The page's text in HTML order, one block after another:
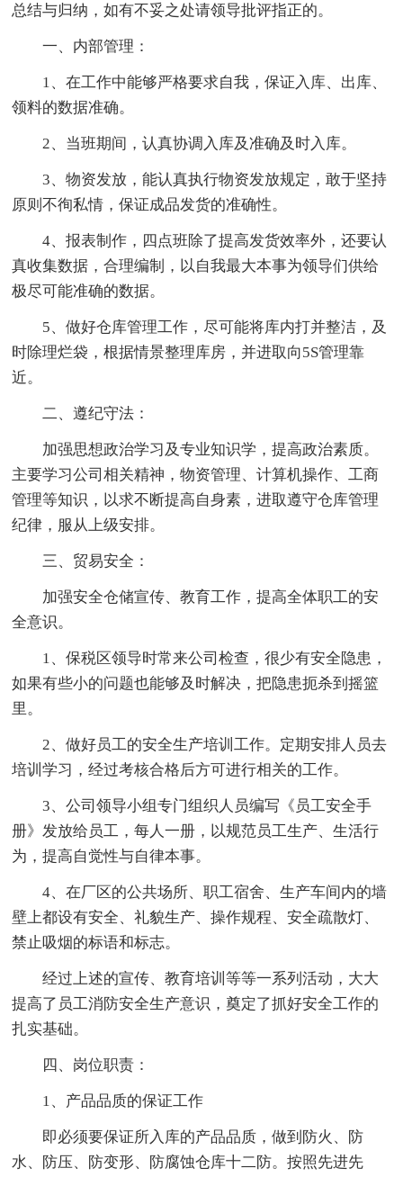
总结与归纳，如有不妥之处请领导批评指正的。
一、内部管理：
1、在工作中能够严格要求自我，保证入库、出库、
领料的数据准确。
2、当班期间，认真协调入库及准确及时入库。
3、物资发放，能认真执行物资发放规定，敢于坚持
原则不徇私情，保证成品发货的准确性。
4、报表制作，四点班除了提高发货效率外，还要认
真收集数据，合理编制，以自我最大本事为领导们供给
极尽可能准确的数据。
5、做好仓库管理工作，尽可能将库内打并整洁，及
时除理烂袋，根据情景整理库房，并进取向5S管理靠
近。
二、遵纪守法：
加强思想政治学习及专业知识学，提高政治素质。
主要学习公司相关精神，物资管理、计算机操作、工商
管理等知识，以求不断提高自身素，进取遵守仓库管理
纪律，服从上级安排。
三、贸易安全：
加强安全仓储宣传、教育工作，提高全体职工的安
全意识。
1、保税区领导时常来公司检查，很少有安全隐患，
如果有些小的问题也能够及时解决，把隐患扼杀到摇篮
里。
2、做好员工的安全生产培训工作。定期安排人员去
培训学习，经过考核合格后方可进行相关的工作。
3、公司领导小组专门组织人员编写《员工安全手
册》发放给员工，每人一册，以规范员工生产、生活行
为，提高自觉性与自律本事。
4、在厂区的公共场所、职工宿舍、生产车间内的墙
壁上都设有安全、礼貌生产、操作规程、安全疏散灯、
禁止吸烟的标语和标志。
经过上述的宣传、教育培训等等一系列活动，大大
提高了员工消防安全生产意识，奠定了抓好安全工作的
扎实基础。
四、岗位职责：
1、产品品质的保证工作
即必须要保证所入库的产品品质，做到防火、防
水、防压、防变形、防腐蚀仓库十二防。按照先进先